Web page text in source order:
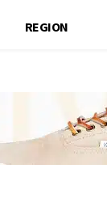
REGION